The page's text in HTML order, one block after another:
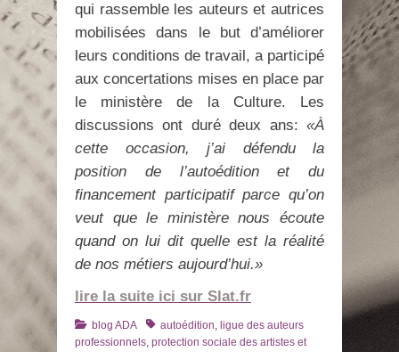
qui rassemble les auteurs et autrices
mobilisées dans le but d’améliorer
leurs conditions de travail, a participé
aux concertations mises en place par
le ministère de la Culture. Les
discussions ont duré deux ans: «À
cette occasion, j’ai défendu la
position de l’autoédition et du
financement participatif parce qu’on
veut que le ministère nous écoute
quand on lui dit quelle est la réalité
de nos métiers aujourd’hui.»
lire la suite ici sur Slat.fr
Catégories
blog ADA Tagsautoédition, ligue des auteurs
professionnels, protection sociale des artistes et